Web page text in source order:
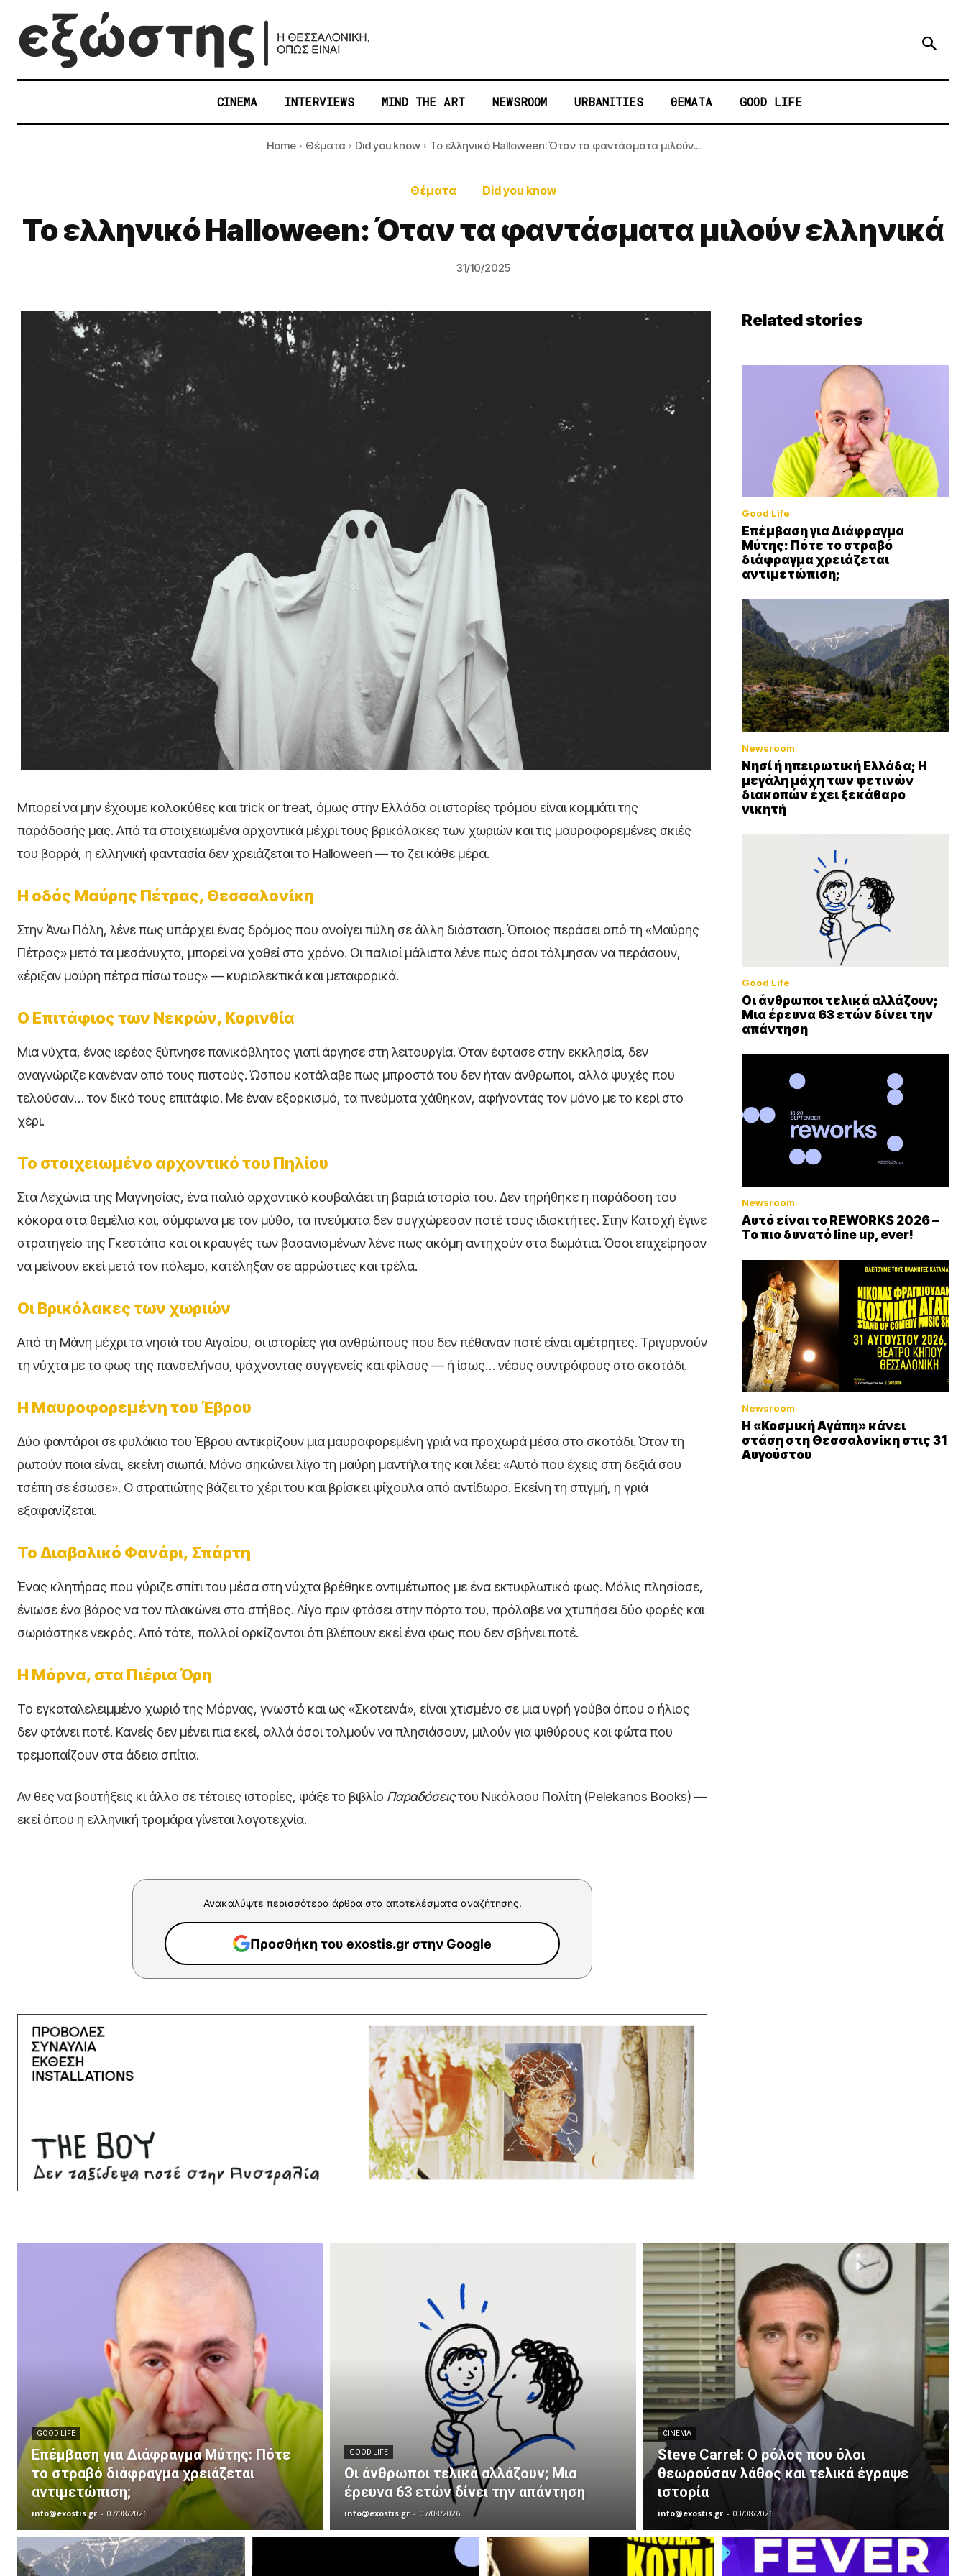
CINEMA INTERVIEWS MIND THE ART NEWSROOM URBANITIES ΘΕΜΑΤΑ GOOD LIFE
Home Θέματα Did you know Το ελληνικό Halloween: Όταν τα φαντάσματα μιλούν...
Θέματα Did you know
Το ελληνικό Halloween: Όταν τα φαντάσματα μιλούν ελληνικά
31/10/2025
Μπορεί να μην έχουμε κολοκύθες και trick or treat, όμως στην Ελλάδα οι ιστορίες τρόμου είναι κομμάτι της
παράδοσής μας. Από τα στοιχειωμένα αρχοντικά μέχρι τους βρικόλακες των χωριών και τις μαυροφορεμένες σκιές
του βορρά, η ελληνική φαντασία δεν χρειάζεται το Halloween — το ζει κάθε μέρα.
Η οδός Μαύρης Πέτρας, Θεσσαλονίκη
Στην Άνω Πόλη, λένε πως υπάρχει ένας δρόμος που ανοίγει πύλη σε άλλη διάσταση. Όποιος περάσει από τη «Μαύρης
Πέτρας» μετά τα μεσάνυχτα, μπορεί να χαθεί στο χρόνο. Οι παλιοί μάλιστα λένε πως όσοι τόλμησαν να περάσουν,
«έριξαν μαύρη πέτρα πίσω τους» — κυριολεκτικά και μεταφορικά.
Ο Επιτάφιος των Νεκρών, Κορινθία
Μια νύχτα, ένας ιερέας ξύπνησε πανικόβλητος γιατί άργησε στη λειτουργία. Όταν έφτασε στην εκκλησία, δεν
αναγνώριζε κανέναν από τους πιστούς. Ώσπου κατάλαβε πως μπροστά του δεν ήταν άνθρωποι, αλλά ψυχές που
τελούσαν… τον δικό τους επιτάφιο. Με έναν εξορκισμό, τα πνεύματα χάθηκαν, αφήνοντάς τον μόνο με το κερί στο
χέρι.
Το στοιχειωμένο αρχοντικό του Πηλίου
Στα Λεχώνια της Μαγνησίας, ένα παλιό αρχοντικό κουβαλάει τη βαριά ιστορία του. Δεν τηρήθηκε η παράδοση του
κόκορα στα θεμέλια και, σύμφωνα με τον μύθο, τα πνεύματα δεν συγχώρεσαν ποτέ τους ιδιοκτήτες. Στην Κατοχή έγινε
στρατηγείο της Γκεστάπο και οι κραυγές των βασανισμένων λένε πως ακόμη αντηχούν στα δωμάτια. Όσοι επιχείρησαν
να μείνουν εκεί μετά τον πόλεμο, κατέληξαν σε αρρώστιες και τρέλα.
Οι Βρικόλακες των χωριών
Από τη Μάνη μέχρι τα νησιά του Αιγαίου, οι ιστορίες για ανθρώπους που δεν πέθαναν ποτέ είναι αμέτρητες. Τριγυρνούν
τη νύχτα με το φως της πανσελήνου, ψάχνοντας συγγενείς και φίλους — ή ίσως… νέους συντρόφους στο σκοτάδι.
Η Μαυροφορεμένη του Έβρου
Δύο φαντάροι σε φυλάκιο του Έβρου αντικρίζουν μια μαυροφορεμένη γριά να προχωρά μέσα στο σκοτάδι. Όταν τη
ρωτούν ποια είναι, εκείνη σιωπά. Μόνο σηκώνει λίγο τη μαύρη μαντήλα της και λέει: «Αυτό που έχεις στη δεξιά σου
τσέπη σε έσωσε». Ο στρατιώτης βάζει το χέρι του και βρίσκει ψίχουλα από αντίδωρο. Εκείνη τη στιγμή, η γριά
εξαφανίζεται.
Το Διαβολικό Φανάρι, Σπάρτη
Ένας κλητήρας που γύριζε σπίτι του μέσα στη νύχτα βρέθηκε αντιμέτωπος με ένα εκτυφλωτικό φως. Μόλις πλησίασε,
ένιωσε ένα βάρος να τον πλακώνει στο στήθος. Λίγο πριν φτάσει στην πόρτα του, πρόλαβε να χτυπήσει δύο φορές και
σωριάστηκε νεκρός. Από τότε, πολλοί ορκίζονται ότι βλέπουν εκεί ένα φως που δεν σβήνει ποτέ.
Η Μόρνα, στα Πιέρια Όρη
Το εγκαταλελειμμένο χωριό της Μόρνας, γνωστό και ως «Σκοτεινά», είναι χτισμένο σε μια υγρή γούβα όπου ο ήλιος
δεν φτάνει ποτέ. Κανείς δεν μένει πια εκεί, αλλά όσοι τολμούν να πλησιάσουν, μιλούν για ψιθύρους και φώτα που
τρεμοπαίζουν στα άδεια σπίτια.
Αν θες να βουτήξεις κι άλλο σε τέτοιες ιστορίες, ψάξε το βιβλίο Παραδόσειςτου Νικόλαου Πολίτη (Pelekanos Books) —
εκεί όπου η ελληνική τρομάρα γίνεται λογοτεχνία.
Ανακαλύψτε περισσότερα άρθρα στα αποτελέσματα αναζήτησης.
Προσθήκη του exostis.gr στην Google
Related stories
Good Life
Επέμβαση για Διάφραγμα
Μύτης: Πότε το στραβό
διάφραγμα χρειάζεται
αντιμετώπιση;
Newsroom
Νησί ή ηπειρωτική Ελλάδα; Η
μεγάλη μάχη των φετινών
διακοπών έχει ξεκάθαρο
νικητή
Good Life
Οι άνθρωποι τελικά αλλάζουν;
Μια έρευνα 63 ετών δίνει την
απάντηση
Newsroom
Αυτό είναι το REWORKS 2026 –
Το πιο δυνατό line up, ever!
Newsroom
Η «Κοσμική Αγάπη» κάνει
στάση στη Θεσσαλονίκη στις 31
Αυγούστου
GOOD LIFE
Επέμβαση για Διάφραγμα Μύτης: Πότε
το στραβό διάφραγμα χρειάζεται
αντιμετώπιση;
info@exostis.gr - 07/08/2026
GOOD LIFE
Οι άνθρωποι τελικά αλλάζουν; Μια
έρευνα 63 ετών δίνει την απάντηση
info@exostis.gr - 07/08/2026
CINEMA
Steve Carrel: Ο ρόλος που όλοι
θεωρούσαν λάθος και τελικά έγραψε
ιστορία
info@exostis.gr - 03/08/2026